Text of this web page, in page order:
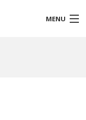
MENU